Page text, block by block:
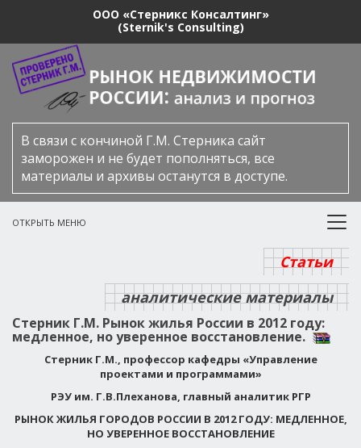
ООО «Стерникс Консалтинг»
(Sternik's Consulting)
В связи с кончиной Г.М. Стерника сайт
заморожен и не будет пополняться, все
материалы и архивы останутся в доступе.
ОТКРЫТЬ МЕНЮ
Статьи
аналитические материалы
Стерник Г.М. Рынок жилья России в 2012 году:
медленное, но уверенное восстановление.
Стерник Г.М., профессор кафедры «Управление
проектами и программами»
РЭУ им. Г.В.Плеханова, главный аналитик РГР
РЫНОК ЖИЛЬЯ ГОРОДОВ РОССИИ В 2012 ГОДУ: МЕДЛЕННОЕ,
НО УВЕРЕННОЕ ВОССТАНОВЛЕНИЕ